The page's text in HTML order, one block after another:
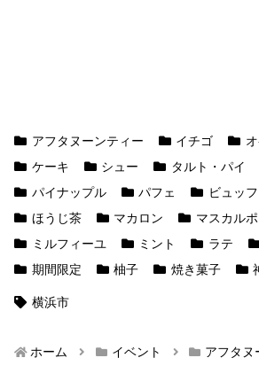
アフタヌーンティー イチゴ
ケーキ
シュー タルト・パイ
パイナップル
パフェ ビュッフ
ほうじ茶
マカロン
マスカル
ミルフィーユ
ミント ラテ
期間限定
柚子 焼き菓子
横浜市
ホーム イベント アフタヌ